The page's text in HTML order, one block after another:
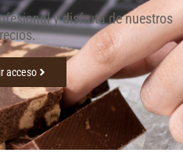
y disfruta de nuestros
acceso